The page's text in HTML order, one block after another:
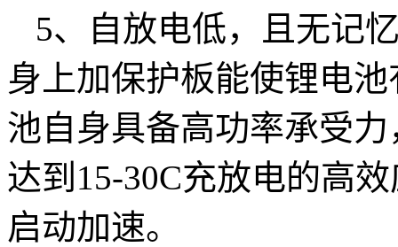
5、自放电低，且无记
身上加保护板能使锂电
池自身具备高功率承受力
达到15-30C充放电的高
启动加速。